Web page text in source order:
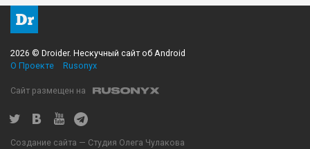
2026 © Droider. Нескучный сайт об Android
О Проекте
Rusonyx
Сайт размещен на
Создание сайта — Студия Олега Чулакова